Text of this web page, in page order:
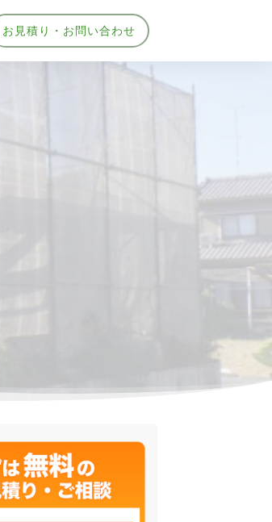
お見積り・お問い合わせ